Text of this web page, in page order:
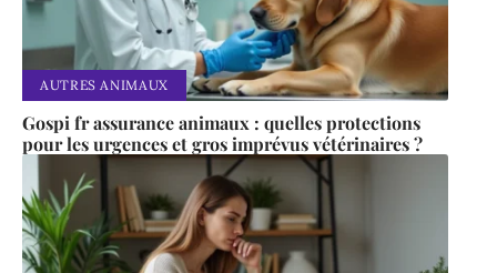
AUTRES ANIMAUX
Gospi fr assurance animaux : quelles protections
pour les urgences et gros imprévus vétérinaires ?